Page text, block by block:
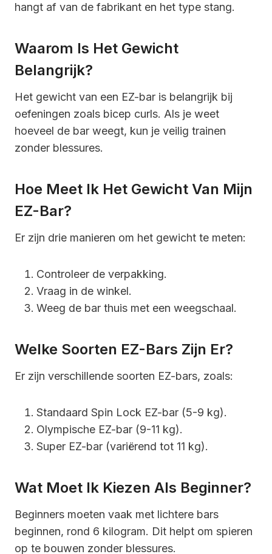
hangt af van de fabrikant en het type stang.
Waarom Is Het Gewicht
Belangrijk?
Het gewicht van een EZ-bar is belangrijk bij
oefeningen zoals bicep curls. Als je weet
hoeveel de bar weegt, kun je veilig trainen
zonder blessures.
Hoe Meet Ik Het Gewicht Van Mijn
EZ-Bar?
Er zijn drie manieren om het gewicht te meten:
Controleer de verpakking.
Vraag in de winkel.
Weeg de bar thuis met een weegschaal.
Welke Soorten EZ-Bars Zijn Er?
Er zijn verschillende soorten EZ-bars, zoals:
Standaard Spin Lock EZ-bar (5-9 kg).
Olympische EZ-bar (9-11 kg).
Super EZ-bar (variërend tot 11 kg).
Wat Moet Ik Kiezen Als Beginner?
Beginners moeten vaak met lichtere bars
beginnen, rond 6 kilogram. Dit helpt om spieren
op te bouwen zonder blessures.